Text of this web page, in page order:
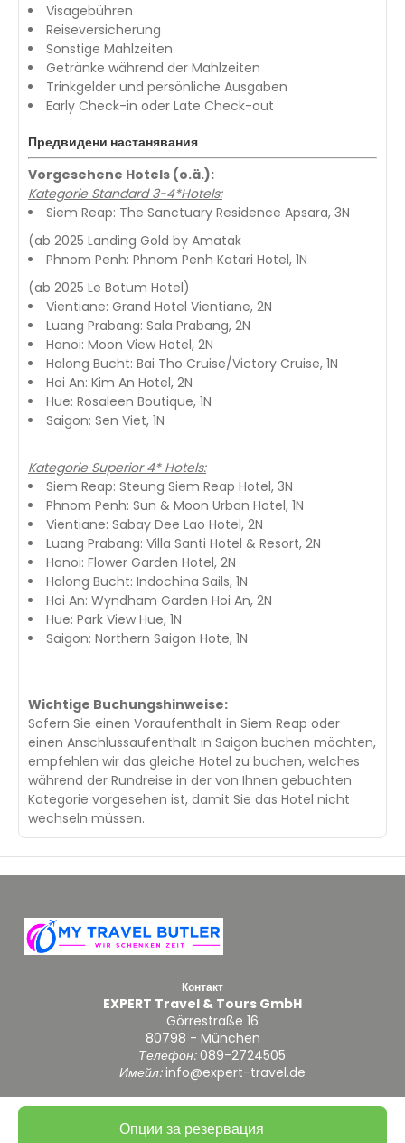
Опции за резервация
Visagebühren
Reiseversicherung
Sonstige Mahlzeiten
Getränke während der Mahlzeiten
Trinkgelder und persönliche Ausgaben
Early Check-in oder Late Check-out
Предвидени настанявания
Vorgesehene Hotels (o.ä.):
Kategorie Standard 3-4*Hotels:
Siem Reap: The Sanctuary Residence Apsara, 3N
(ab 2025 Landing Gold by Amatak
Phnom Penh: Phnom Penh Katari Hotel, 1N
(ab 2025 Le Botum Hotel)
Vientiane: Grand Hotel Vientiane, 2N
Luang Prabang: Sala Prabang, 2N
Hanoi: Moon View Hotel, 2N
Halong Bucht: Bai Tho Cruise/Victory Cruise, 1N
Hoi An: Kim An Hotel, 2N
Hue: Rosaleen Boutique, 1N
Saigon: Sen Viet, 1N
Kategorie Superior 4* Hotels:
Siem Reap: Steung Siem Reap Hotel, 3N
Phnom Penh: Sun & Moon Urban Hotel, 1N
Vientiane: Sabay Dee Lao Hotel, 2N
Luang Prabang: Villa Santi Hotel & Resort, 2N
Hanoi: Flower Garden Hotel, 2N
Halong Bucht: Indochina Sails, 1N
Hoi An: Wyndham Garden Hoi An, 2N
Hue: Park View Hue, 1N
Saigon: Northern Saigon Hote, 1N
Wichtige Buchungshinweise:
Sofern Sie einen Voraufenthalt in Siem Reap oder
einen Anschlussaufenthalt in Saigon buchen möchten,
empfehlen wir das gleiche Hotel zu buchen, welches
während der Rundreise in der von Ihnen gebuchten
Kategorie vorgesehen ist, damit Sie das Hotel nicht
wechseln müssen.
Контакт
EXPERT Travel & Tours GmbH
Görrestraße 16
80798 - München
Телефон:089-2724505
Имейл:info@expert-travel.de